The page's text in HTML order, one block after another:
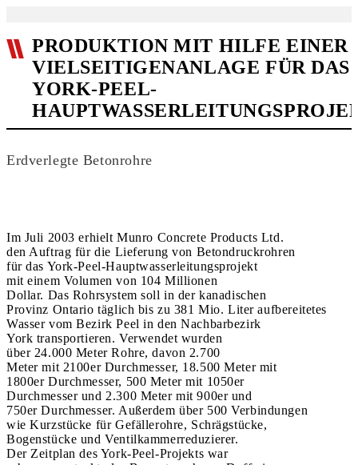
PRODUKTION MIT HILFE EINER
VIELSEITIGENANLAGE FÜR DAS
YORK-PEEL-
Erdverlegte Betonrohre
Im Juli 2003 erhielt Munro Concrete Products Ltd.
den Auftrag für die Lieferung von Betondruckrohren
für das York-Peel-Hauptwasserleitungsprojekt
mit einem Volumen von 104 Millionen
Dollar. Das Rohrsystem soll in der kanadischen
Provinz Ontario täglich bis zu 381 Mio. Liter aufbereitetes
Wasser vom Bezirk Peel in den Nachbarbezirk
York transportieren. Verwendet wurden
über 24.000 Meter Rohre, davon 2.700
Meter mit 2100er Durchmesser, 18.500 Meter mit
1800er Durchmesser, 500 Meter mit 1050er
Durchmesser und 2.300 Meter mit 900er und
750er Durchmesser. Außerdem über 500 Verbindungen
wie Kurzstücke für Gefällerohre, Schrägstücke,
Bogenstücke und Ventilkammerreduzierer.
Der Zeitplan des York-Peel-Projekts war